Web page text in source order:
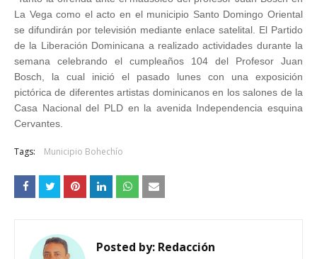
La Vega como el acto en el municipio Santo Domingo Oriental
se difundirán por televisión mediante enlace satelital. El Partido
de la Liberación Dominicana a realizado actividades durante la
semana celebrando el cumpleaños 104 del Profesor Juan
Bosch, la cual inició el pasado lunes con una exposición
pictórica de diferentes artistas dominicanos en los salones de la
Casa Nacional del PLD en la avenida Independencia esquina
Cervantes.
Tags: Municipio Bohechío
Posted by: Redacción